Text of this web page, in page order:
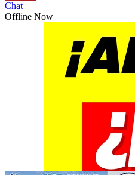
Chat
Offline Now